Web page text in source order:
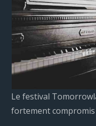
Le festival
fortement compromis